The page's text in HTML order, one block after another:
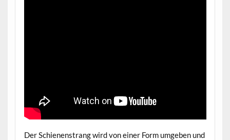
Der Schienenstrang wird von einer Form umgeben und